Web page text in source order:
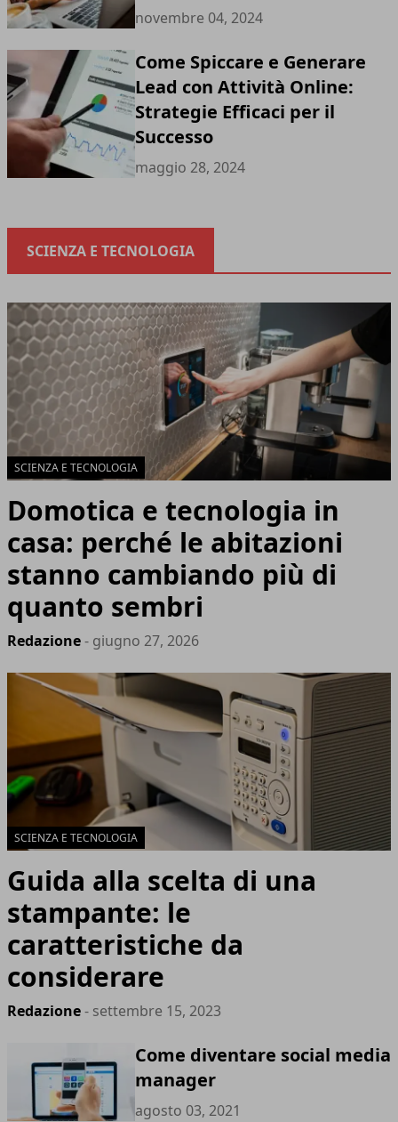
novembre 04, 2024
Come Spiccare e Generare
Lead con Attività Online:
Strategie Efficaci per il
Successo
maggio 28, 2024
SCIENZA E TECNOLOGIA
SCIENZA E TECNOLOGIA
Domotica e tecnologia in
casa: perché le abitazioni
stanno cambiando più di
quanto sembri
Redazione- giugno 27, 2026
SCIENZA E TECNOLOGIA
Guida alla scelta di una
stampante: le
caratteristiche da
considerare
Redazione- settembre 15, 2023
Come diventare social media
manager
agosto 03, 2021